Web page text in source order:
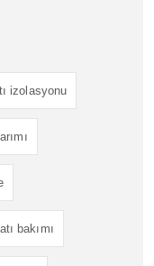
izolasyonu
bakımı